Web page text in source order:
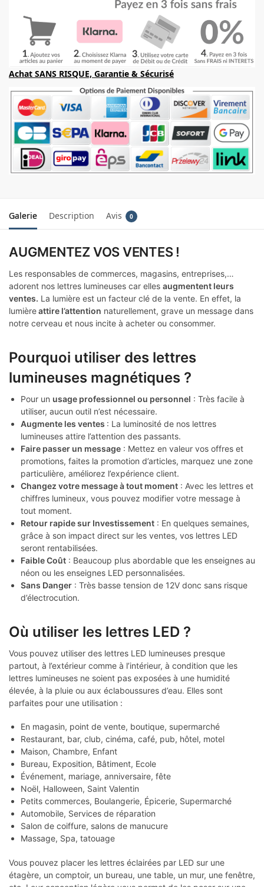
Achat SANS RISQUE, Garantie & Sécurisé
Galerie Description Avis 0
AUGMENTEZ VOS VENTES !
Les responsables de commerces, magasins, entreprises,…
adorent nos lettres lumineuses car elles augmentent leurs
ventes. La lumière est un facteur clé de la vente. En effet, la
lumièreattire l’attention naturellement, grave un message dans
notre cerveau et nous incite à acheter ou consommer.
Pourquoi utiliser des lettres
lumineuses magnétiques ?
Pour un usage professionnel ou personnel : Très facile à
utiliser, aucun outil n’est nécessaire.
Augmente les ventes : La luminosité de nos lettres
lumineuses attire l’attention des passants.
Faire passer un message : Mettez en valeur vos offres et
promotions, faites la promotion d’articles, marquez une zone
particulière, améliorez l’expérience client.
Changez votre message à tout moment : Avec les lettres et
chiffres lumineux, vous pouvez modifier votre message à
tout moment.
Retour rapide sur Investissement : En quelques semaines,
grâce à son impact direct sur les ventes, vos lettres LED
seront rentabilisées.
Faible Coût : Beaucoup plus abordable que les enseignes au
néon ou les enseignes LED personnalisées.
Sans Danger : Très basse tension de 12V donc sans risque
d’électrocution.
Où utiliser les lettres LED ?
Vous pouvez utiliser des lettres LED lumineuses presque
partout, à l’extérieur comme à l’intérieur, à condition que les
lettres lumineuses ne soient pas exposées à une humidité
élevée, à la pluie ou aux éclaboussures d’eau. Elles sont
parfaites pour une utilisation :
En magasin, point de vente, boutique, supermarché
Restaurant, bar, club, cinéma, café, pub, hôtel, motel
Maison, Chambre, Enfant
Bureau, Exposition, Bâtiment, Ecole
Événement, mariage, anniversaire, fête
Noël, Halloween, Saint Valentin
Petits commerces, Boulangerie, Épicerie, Supermarché
Automobile, Services de réparation
Salon de coiffure, salons de manucure
Massage, Spa, tatouage
Vous pouvez placer les lettres éclairées par LED sur une
étagère, un comptoir, un bureau, une table, un mur, une fenêtre,